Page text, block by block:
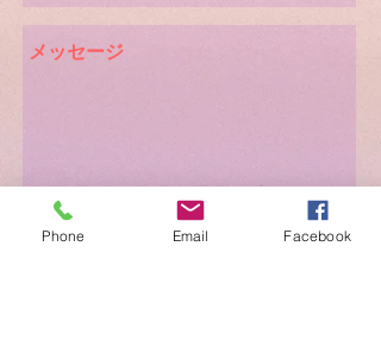
Send
Phone Email Facebook